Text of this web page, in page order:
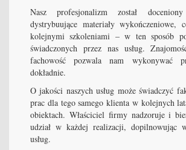
Nasz profesjonalizm został
dystrybuujące materiały wykończeniowe,
kolejnymi szkoleniami – w ten sposób
świadczonych przez nas usług.
fachowość pozwala nam wykonywać
dokładnie.
O jakości naszych usług może świadczyć
prac dla tego samego klienta w kolejnych
obiektach. Właściciel firmy nadzoruje i
udział w każdej realizacji, dopilnowując
usług.